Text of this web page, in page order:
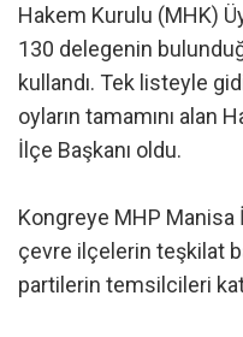
Hakem Kurulu (MHK)
130 delegenin
kullandı. Tek listeyle
oyların tamamını alan
İlçe Başkanı oldu.
Kongreye MHP Manisa
çevre ilçelerin teşkilat
partilerin temsilcileri